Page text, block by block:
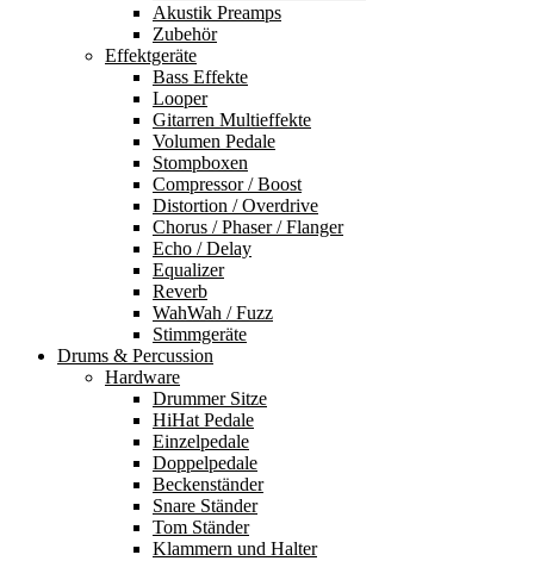
Akustik Preamps
Zubehör
Effektgeräte
Bass Effekte
Looper
Gitarren Multieffekte
Volumen Pedale
Stompboxen
Compressor / Boost
Distortion / Overdrive
Chorus / Phaser / Flanger
Echo / Delay
Equalizer
Reverb
WahWah / Fuzz
Stimmgeräte
Drums & Percussion
Hardware
Drummer Sitze
HiHat Pedale
Einzelpedale
Doppelpedale
Beckenständer
Snare Ständer
Tom Ständer
Klammern und Halter